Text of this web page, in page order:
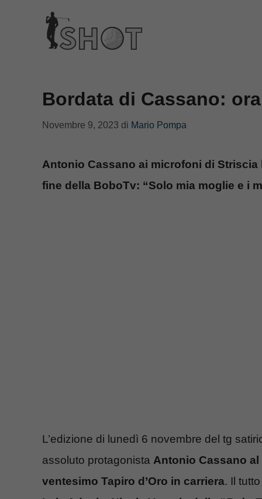
contenuto
Bordata di Cassano:
Novembre 9, 2023 di Mario Pompa
Antonio Cassano ai microfoni di
fine della BoboTv: “Solo mia moglie e i
L’edizione di lunedì 6 novembre del tg
assoluto protagonista Antonio Cassano
ventesimo Tapiro d’Oro in carriera. Il